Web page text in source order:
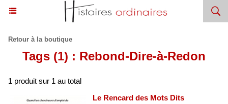
Retour à la boutique
Tags (1) : Rebond-Dire-à-Redon
1 produit sur 1 au total
Le Rencard des Mots Dits